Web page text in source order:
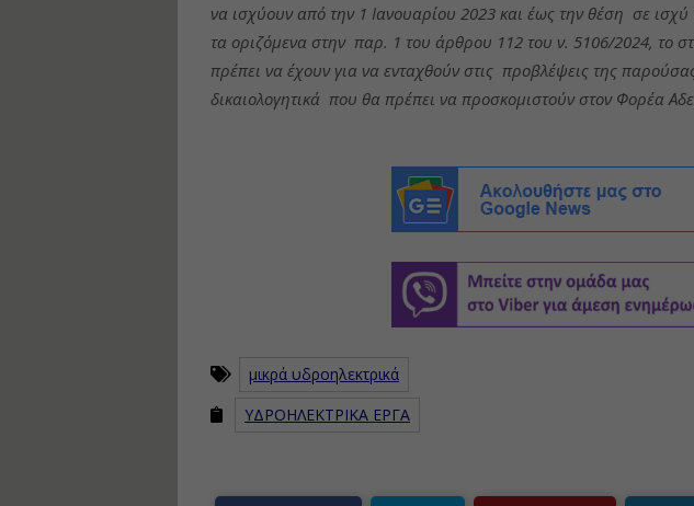
να ισχύουν από την 1 Ιανουαρίου 2023 και έως την θέση σε
τα οριζόμενα στην παρ. 1 του άρθρου 112 του ν. 5106/2024, το
πρέπει να έχουν για να ενταχθούν στις προβλέψεις της
δικαιολογητικά που θα πρέπει να προσκομιστούν στον Φορέα
μικρά υδροηλεκτρικά
ΥΔΡΟΗΛΕΚΤΡΙΚΑ ΕΡΓΑ